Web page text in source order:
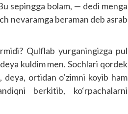
sepingga bolam, — dedi menga
nevaramga beraman deb asrab
Qulflab yurganingizga pul
kuldim men. Sochlari qordek
ortidan o‘zimni koyib ham
berkitib, ko‘rpachalarni